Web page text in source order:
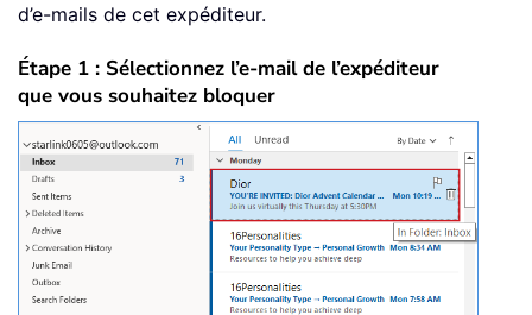
d’e-mails de cet expéditeur.
Étape 1 : Sélectionnez l’e-mail de l’expéditeur
que vous souhaitez bloquer